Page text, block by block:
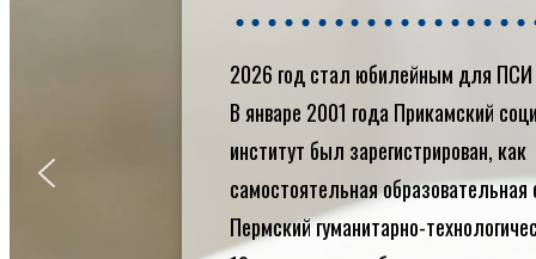
Библиотека
Электронная
Электронная
образовательная
Внутренняя
2026 год стал юбилейным для ПСИ
В январе 2001 года Прикамский
институт был зарегистрирован, как
самостоятельная образовательная
Пермский гуманитарно-